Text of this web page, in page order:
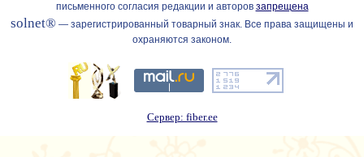
письменного согласия редакции и авторов запрещена
solnet® — зарегистрированный товарный знак. Все права защищены и
охраняются законом.
Сервер: fiber.ee